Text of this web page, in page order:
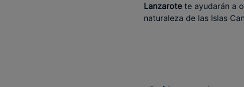
Lanzarote te ayudarán a
naturaleza de las Islas